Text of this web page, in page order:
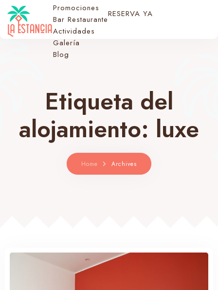
Promociones
Bar Restaurante
Actividades
Galería
Blog
RESERVA YA
Etiqueta del
alojamiento: luxe
Home Archives